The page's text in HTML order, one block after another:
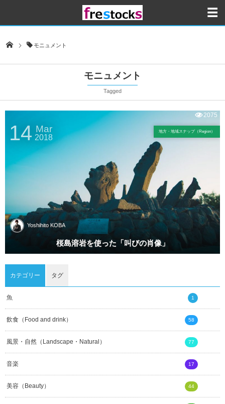
モニュメント
モニュメント
Tagged
Yoshihito KOBA
桜島溶岩を使った「叫びの肖像」
14 Mar
2018
地方・地域スナップ（Region）
2075
カテゴリー タグ
魚 1
飲食（Food and drink） 58
風景・自然（Landscape・Natural） 77
音楽 17
美容（Beauty） 44